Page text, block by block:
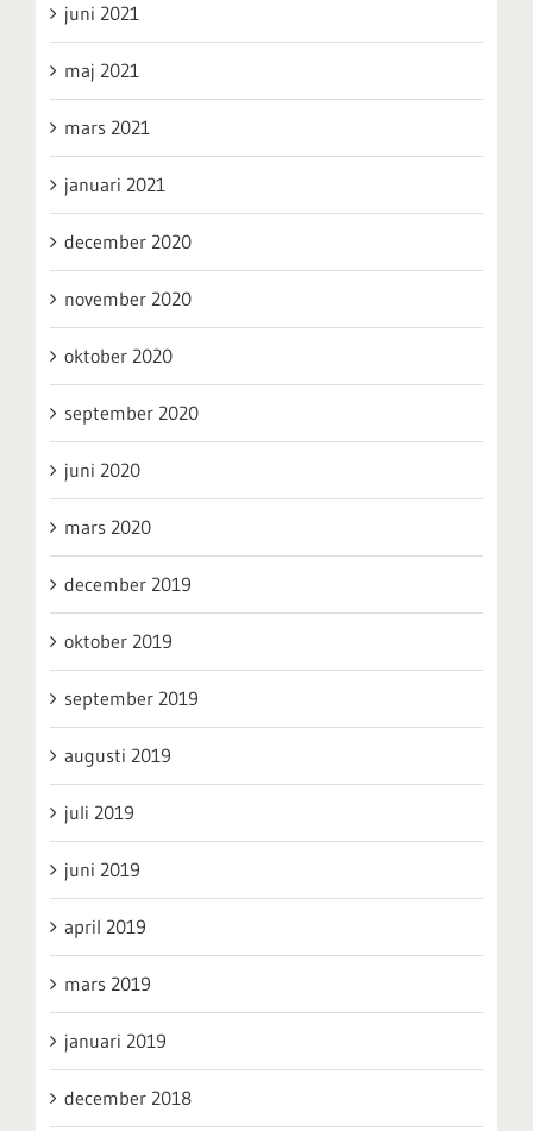
juni 2021
maj 2021
mars 2021
januari 2021
december 2020
november 2020
oktober 2020
september 2020
juni 2020
mars 2020
december 2019
oktober 2019
september 2019
augusti 2019
juli 2019
juni 2019
april 2019
mars 2019
januari 2019
december 2018